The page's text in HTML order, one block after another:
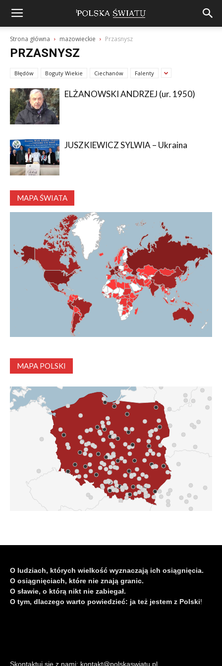
Strona główna mazowieckie Przasnysz
PRZASNYSZ
Błędów Boguty Wiekie Ciechanów Falenty
ELŻANOWSKI ANDRZEJ (ur. 1950)
JUSZKIEWICZ SYLWIA – Ukraina
MAPA ŚWIATA
MAPA POLSKI
O ludziach, których wielkość wyznaczają ich osiągnięcia.
O osiągnięciach, które nie znają granic.
O sławie, o którą nikt nie zabiegał.
O tym, dlaczego warto powiedzieć: ja też jestem z Polski!
Skontaktuj się z nami: kontakt@polskaswiatu.pl